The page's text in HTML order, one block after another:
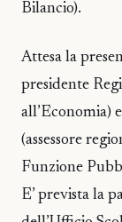
Bilancio).
Attesa la
presidente
all’Economia)
(assessore
Funzione
E’ prevista la